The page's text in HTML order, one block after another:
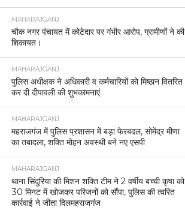
MAHARAJGANJ
चौक नगर पंचायत में कोटेदार पर गंभीर आरोप, ग्रामीणों ने की
शिकायत।
MAHARAJGANJ
पुलिस अधीक्षक ने अधिकारी व कर्मचारियों को मिष्ठान वितरित
कर दी दीपावली की शुभकामनाएं
MAHARAJGANJ
महराजगंज में पुलिस प्रशासन में बड़ा फेरबदल, सोमेंद्र मीणा
का तबादला, शक्ति मोहन अवस्थी बने नए एसपी
MAHARAJGANJ
थाना सिंदुरिया की मिशन शक्ति टीम ने 2 वर्षीय बच्ची कृषा को
30 मिनट में खोजकर परिजनों को सौंपा, पुलिस की त्वरित
कार्रवाई ने जीता दिलमहराजगंज